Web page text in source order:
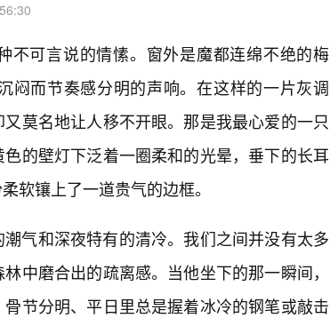
不可言说的情愫。窗外是魔都连绵不绝的梅
闷而节奏感分明的声响。在这样的一片灰调
莫名地让人移不开眼。那是我最心爱的一只
的壁灯下泛着一圈柔和的光晕，垂下的长耳
软镶上了一道贵气的边框。
气和深夜特有的清冷。我们之间并没有太多
中磨合出的疏离感。当他坐下的那一瞬间，
节分明、平日里总是握着冰冷的钢笔或敲击